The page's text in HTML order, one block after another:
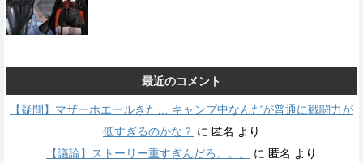
最近のコメント
【疑問】マザーホエールきた… キャンプ中なんだが普通に戦闘力が
低すぎるのかな？ に 匿名 より
【議論】ストーリー重すぎんだろ。。。
に 匿名 より